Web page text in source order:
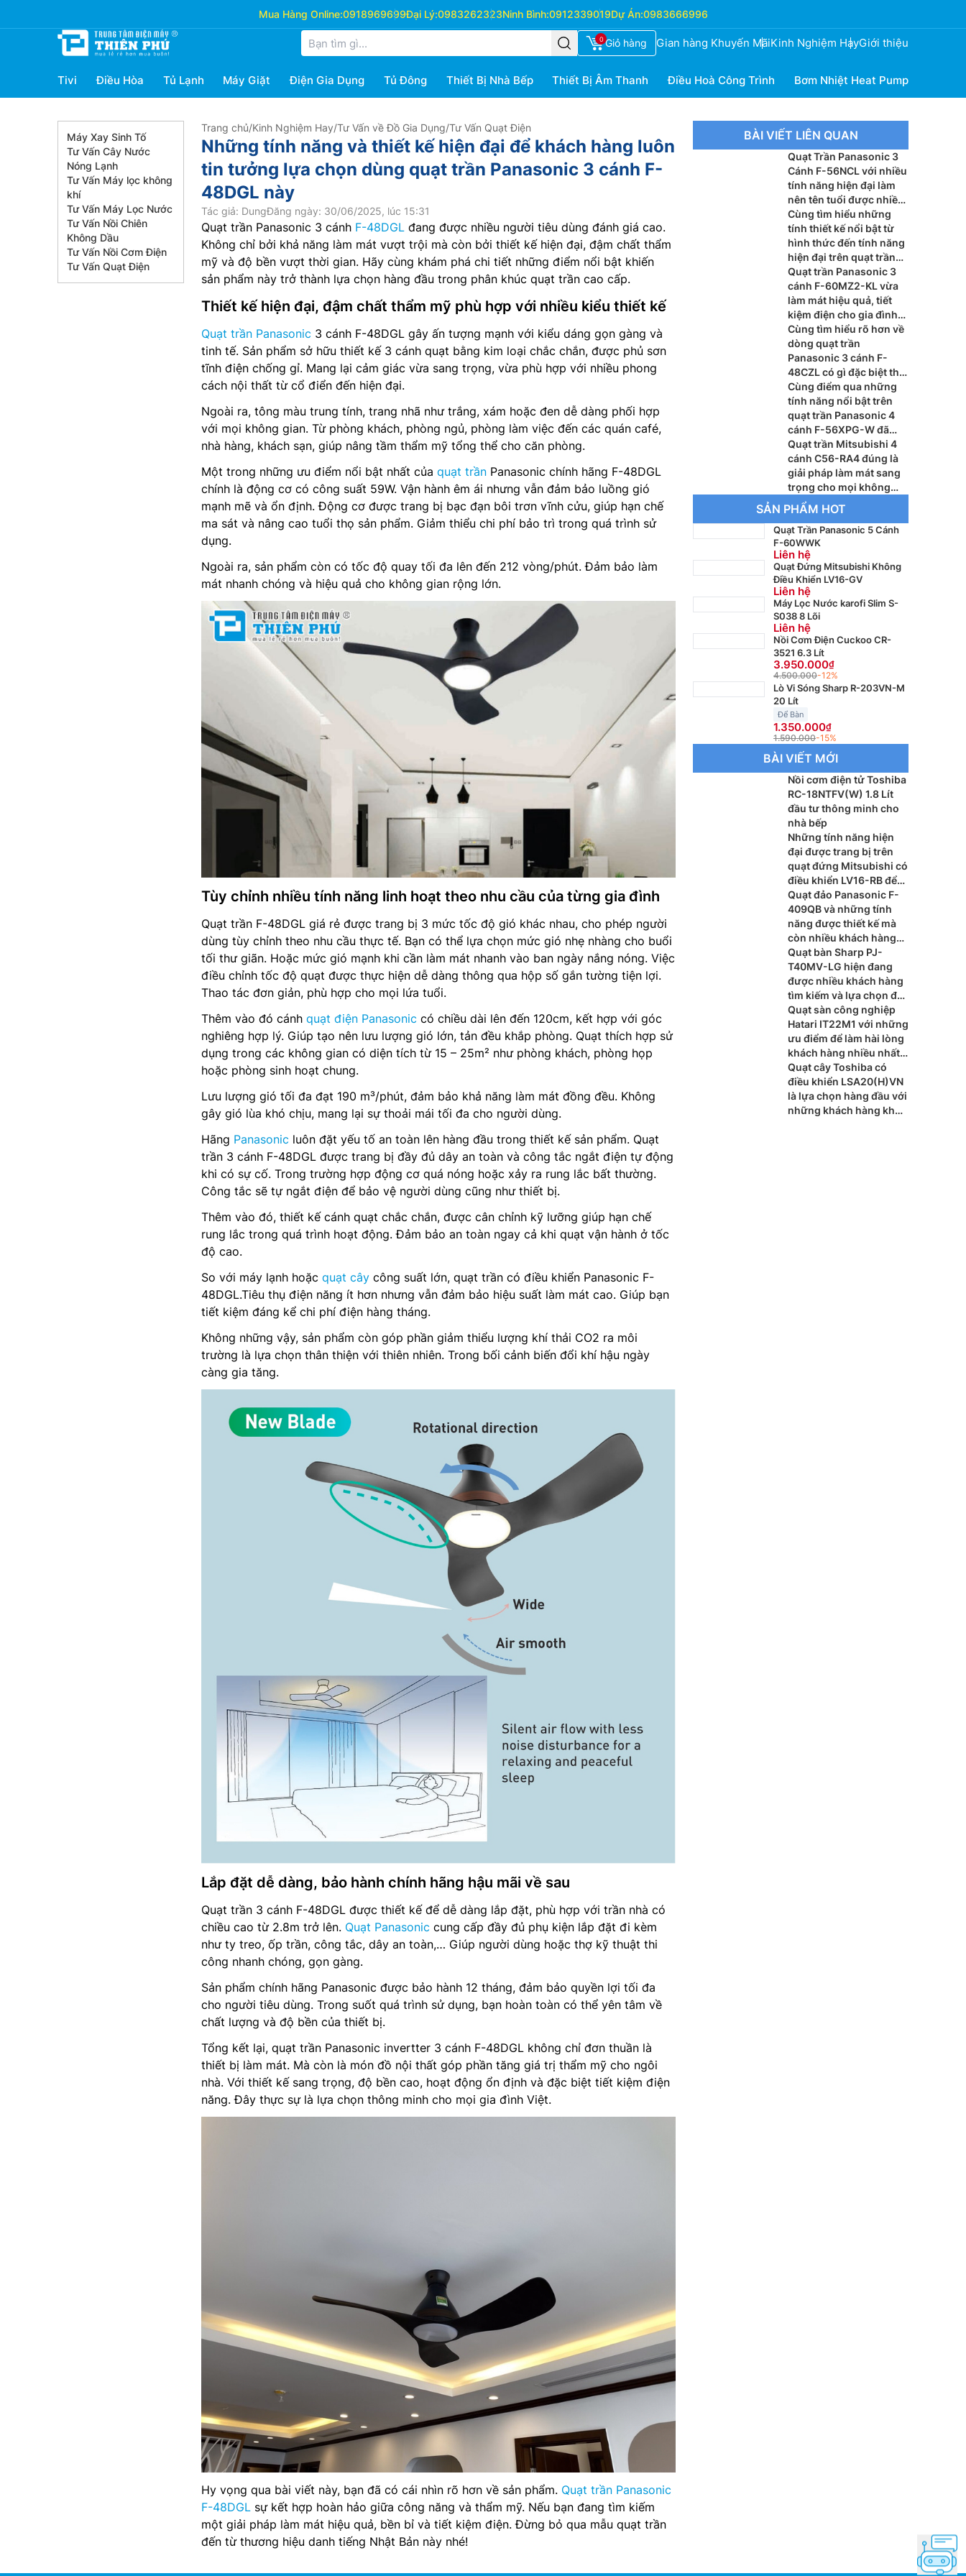
Mua Hàng Online:0918969699Đại Lý:0983262323Ninh Bình:0912339019Dự Án:0983666996
0 Giỏ hàng Gian hàng Khuyến MãiKinh Nghiệm HayGiới thiệu
Tivi Điều Hòa Tủ Lạnh Máy Giặt Điện Gia Dụng Tủ Đông Thiết Bị Nhà Bếp Thiết Bị Âm Thanh Điều Hoà Công Trình Bơm Nhiệt Heat Pump
Máy Xay Sinh Tố
Tư Vấn Cây Nước
Nóng Lạnh
Tư Vấn Máy lọc không
khí
Tư Vấn Máy Lọc Nước
Tư Vấn Nồi Chiên
Không Dầu
Tư Vấn Nồi Cơm Điện
Tư Vấn Quạt Điện
Trang chủ/Kinh Nghiệm Hay/Tư Vấn về Đồ Gia Dụng/Tư Vấn Quạt Điện
Những tính năng và thiết kế hiện đại để khách hàng luôn
tin tưởng lựa chọn dùng quạt trần Panasonic 3 cánh F-
48DGL này
Tác giả: DungĐăng ngày: 30/06/2025, lúc 15:31
Quạt trần Panasonic 3 cánh F-48DGL đang được nhiều người tiêu dùng đánh giá cao.
Không chỉ bởi khả năng làm mát vượt trội mà còn bởi thiết kế hiện đại, đậm chất thẩm
mỹ và độ bền vượt thời gian. Hãy cùng khám phá chi tiết những điểm nổi bật khiến
sản phẩm này trở thành lựa chọn hàng đầu trong phân khúc quạt trần cao cấp.
Thiết kế hiện đại, đậm chất thẩm mỹ phù hợp với nhiều kiểu thiết kế
Quạt trần Panasonic 3 cánh F-48DGL gây ấn tượng mạnh với kiểu dáng gọn gàng và
tinh tế. Sản phẩm sở hữu thiết kế 3 cánh quạt bằng kim loại chắc chắn, được phủ sơn
tĩnh điện chống gỉ. Mang lại cảm giác vừa sang trọng, vừa phù hợp với nhiều phong
cách nội thất từ cổ điển đến hiện đại.
Ngoài ra, tông màu trung tính, trang nhã như trắng, xám hoặc đen dễ dàng phối hợp
với mọi không gian. Từ phòng khách, phòng ngủ, phòng làm việc đến các quán café,
nhà hàng, khách sạn, giúp nâng tầm thẩm mỹ tổng thể cho căn phòng.
Một trong những ưu điểm nổi bật nhất của quạt trần Panasonic chính hãng F-48DGL
chính là động cơ có công suất 59W. Vận hành êm ái nhưng vẫn đảm bảo luồng gió
mạnh mẽ và ổn định. Động cơ được trang bị bạc đạn bôi trơn vĩnh cửu, giúp hạn chế
ma sát và nâng cao tuổi thọ sản phẩm. Giảm thiểu chi phí bảo trì trong quá trình sử
dụng.
Ngoài ra, sản phẩm còn có tốc độ quay tối đa lên đến 212 vòng/phút. Đảm bảo làm
mát nhanh chóng và hiệu quả cho không gian rộng lớn.
Tùy chỉnh nhiều tính năng linh hoạt theo nhu cầu của từng gia đình
Quạt trần F-48DGL giá rẻ được trang bị 3 mức tốc độ gió khác nhau, cho phép người
dùng tùy chỉnh theo nhu cầu thực tế. Bạn có thể lựa chọn mức gió nhẹ nhàng cho buổi
tối thư giãn. Hoặc mức gió mạnh khi cần làm mát nhanh vào ban ngày nắng nóng. Việc
điều chỉnh tốc độ quạt được thực hiện dễ dàng thông qua hộp số gắn tường tiện lợi.
Thao tác đơn giản, phù hợp cho mọi lứa tuổi.
Thêm vào đó cánh quạt điện Panasonic có chiều dài lên đến 120cm, kết hợp với góc
nghiêng hợp lý. Giúp tạo nên lưu lượng gió lớn, tản đều khắp phòng. Quạt thích hợp sử
dụng trong các không gian có diện tích từ 15 – 25m² như phòng khách, phòng họp
hoặc phòng sinh hoạt chung.
Lưu lượng gió tối đa đạt 190 m³/phút, đảm bảo khả năng làm mát đồng đều. Không
gây gió lùa khó chịu, mang lại sự thoải mái tối đa cho người dùng.
Hãng Panasonic luôn đặt yếu tố an toàn lên hàng đầu trong thiết kế sản phẩm. Quạt
trần 3 cánh F-48DGL được trang bị đầy đủ dây an toàn và công tắc ngắt điện tự động
khi có sự cố. Trong trường hợp động cơ quá nóng hoặc xảy ra rung lắc bất thường.
Công tắc sẽ tự ngắt điện để bảo vệ người dùng cũng như thiết bị.
Thêm vào đó, thiết kế cánh quạt chắc chắn, được cân chỉnh kỹ lưỡng giúp hạn chế
rung lắc trong quá trình hoạt động. Đảm bảo an toàn ngay cả khi quạt vận hành ở tốc
độ cao.
So với máy lạnh hoặc quạt cây công suất lớn, quạt trần có điều khiển Panasonic F-
48DGL.Tiêu thụ điện năng ít hơn nhưng vẫn đảm bảo hiệu suất làm mát cao. Giúp bạn
tiết kiệm đáng kể chi phí điện hàng tháng.
Không những vậy, sản phẩm còn góp phần giảm thiểu lượng khí thải CO2 ra môi
trường là lựa chọn thân thiện với thiên nhiên. Trong bối cảnh biến đổi khí hậu ngày
càng gia tăng.
Lắp đặt dễ dàng, bảo hành chính hãng hậu mãi về sau
Quạt trần 3 cánh F-48DGL được thiết kế để dễ dàng lắp đặt, phù hợp với trần nhà có
chiều cao từ 2.8m trở lên. Quạt Panasonic cung cấp đầy đủ phụ kiện lắp đặt đi kèm
như ty treo, ốp trần, công tắc, dây an toàn,… Giúp người dùng hoặc thợ kỹ thuật thi
công nhanh chóng, gọn gàng.
Sản phẩm chính hãng Panasonic được bảo hành 12 tháng, đảm bảo quyền lợi tối đa
cho người tiêu dùng. Trong suốt quá trình sử dụng, bạn hoàn toàn có thể yên tâm về
chất lượng và độ bền của thiết bị.
Tổng kết lại, quạt trần Panasonic invertter 3 cánh F-48DGL không chỉ đơn thuần là
thiết bị làm mát. Mà còn là món đồ nội thất góp phần tăng giá trị thẩm mỹ cho ngôi
nhà. Với thiết kế sang trọng, độ bền cao, hoạt động ổn định và đặc biệt tiết kiệm điện
năng. Đây thực sự là lựa chọn thông minh cho mọi gia đình Việt.
Hy vọng qua bài viết này, bạn đã có cái nhìn rõ hơn về sản phẩm. Quạt trần Panasonic
F-48DGL sự kết hợp hoàn hảo giữa công năng và thẩm mỹ. Nếu bạn đang tìm kiếm
một giải pháp làm mát hiệu quả, bền bỉ và tiết kiệm điện. Đừng bỏ qua mẫu quạt trần
đến từ thương hiệu danh tiếng Nhật Bản này nhé!
BÀI VIẾT LIÊN QUAN
Quạt Trần Panasonic 3
Cánh F-56NCL với nhiều
tính năng hiện đại làm
nên tên tuổi được nhiều
người biết đến
Cùng tìm hiểu những
tính thiết kế nổi bật từ
hình thức đến tính năng
hiện đại trên quạt trần
Mitsubishi 5 cánh C56-
RA5
Quạt trần Panasonic 3
cánh F-60MZ2-KL vừa
làm mát hiệu quả, tiết
kiệm điện cho gia đình
với cái hè nắng nóng
Cùng tìm hiểu rõ hơn về
dòng quạt trần
Panasonic 3 cánh F-
48CZL có gì đặc biệt thu
hút khách hàng hiện nay
Cùng điểm qua những
tính năng nổi bật trên
quạt trần Panasonic 4
cánh F-56XPG-W đã
được khách hàng đánh
giá cao
Quạt trần Mitsubishi 4
cánh C56-RA4 đúng là
giải pháp làm mát sang
trọng cho mọi không
gian đầy tiện nghi
SẢN PHẨM HOT
Quạt Trần Panasonic 5 Cánh
F-60WWK
Liên hệ
Quạt Đứng Mitsubishi Không
Điều Khiển LV16-GV
Liên hệ
Máy Lọc Nước karofi Slim S-
S038 8 Lõi
Liên hệ
Nồi Cơm Điện Cuckoo CR-
3521 6.3 Lít
3.950.000
4.500.000-12%
Lò Vi Sóng Sharp R-203VN-M
20 Lít
Để Bàn
1.350.000
1.590.000-15%
BÀI VIẾT MỚI
Nồi cơm điện tử Toshiba
RC-18NTFV(W) 1.8 Lít
đầu tư thông minh cho
nhà bếp
Những tính năng hiện
đại được trang bị trên
quạt đứng Mitsubishi có
điều khiển LV16-RB để
thấy được lý do khách
hàng luôn tin dùng
Quạt đảo Panasonic F-
409QB và những tính
năng được thiết kế mà
còn nhiều khách hàng
chưa biết hiện nay
Quạt bàn Sharp PJ-
T40MV-LG hiện đang
được nhiều khách hàng
tìm kiếm và lựa chọn để
đáp ứng nhu cầu hiện
nay
Quạt sàn công nghiệp
Hatari IT22M1 với những
ưu điểm để làm hài lòng
khách hàng nhiều nhất
hiện nay
Quạt cây Toshiba có
điều khiển LSA20(H)VN
là lựa chọn hàng đầu với
những khách hàng khó